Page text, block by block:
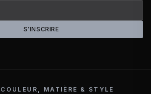
S'INSCRIRE
MATIÈRE & STYLE